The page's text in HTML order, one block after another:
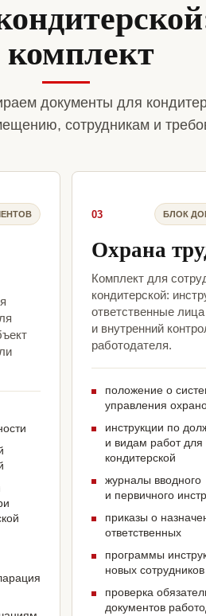
документы для
сотрудникам и
03 БЛОК
Охрана
Комплект для
кондитерской:
ответственные лица
и внутренний
работодателя.
положение о
управления
инструкции по
и видам работ для
кондитерской
журналы вводного
и первичного
приказы о
ответственных
программы
новых сотрудников
проверка
документов